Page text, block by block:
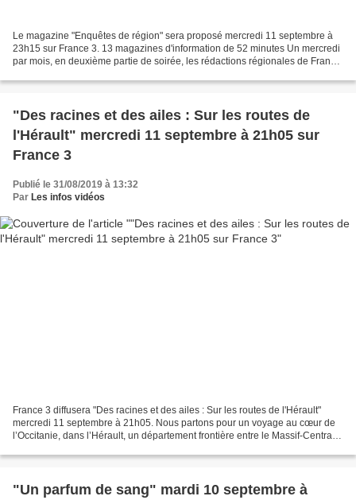
Le magazine "Enquêtes de région" sera proposé mercredi 11 septembre à
23h15 sur France 3. 13 magazines d'information de 52 minutes Un mercredi
par mois, en deuxième partie de soirée, les rédactions régionales de France
"Des racines et des ailes : Sur les routes de
l'Hérault" mercredi 11 septembre à 21h05 sur
France 3
Publié le 31/08/2019 à 13:32
Par Les infos vidéos
France 3 diffusera "Des racines et des ailes : Sur les routes de l'Hérault"
mercredi 11 septembre à 21h05. Nous partons pour un voyage au cœur de
l’Occitanie, dans l’Hérault, un département frontière entre le Massif-Central
"Un parfum de sang" mardi 10 septembre à